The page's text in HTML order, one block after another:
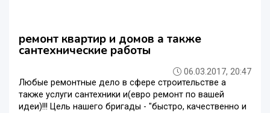
ремонт квартир и домов а также
сантехнические работы
06.03.2017, 20:47
Любые ремонтные дело в сфере строительстве а
также услуги сантехники и(евро ремонт по вашей
идеи)!!! Цель нашего бригады - "быстро, качественно и